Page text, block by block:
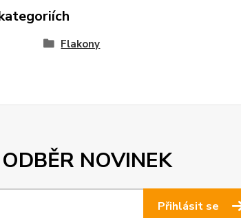
Flakony
ODBĚR NOVINEK
Přihlásit se